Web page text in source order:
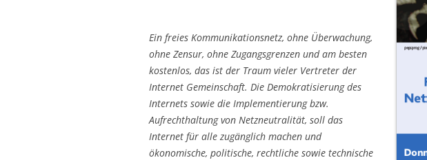
Ein freies Kommunikationsnetz, ohne Überwachung,
ohne Zensur, ohne Zugangsgrenzen und am besten
kostenlos, das ist der Traum vieler Vertreter der
Internet Gemeinschaft. Die Demokratisierung des
Internets sowie die Implementierung bzw.
Aufrechthaltung von Netzneutralität, soll das
Internet für alle zugänglich machen und
ökonomische, politische, rechtliche sowie technische